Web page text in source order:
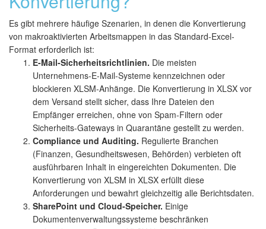
Es gibt mehrere häufige Szenarien, in denen die Konvertierung
von makroaktivierten Arbeitsmappen in das Standard-Excel-
Format erforderlich ist:
E-Mail-Sicherheitsrichtlinien. Die meisten
Unternehmens-E-Mail-Systeme kennzeichnen oder
blockieren XLSM-Anhänge. Die Konvertierung in XLSX vor
dem Versand stellt sicher, dass Ihre Dateien den
Empfänger erreichen, ohne von Spam-Filtern oder
Sicherheits-Gateways in Quarantäne gestellt zu werden.
Compliance und Auditing. Regulierte Branchen
(Finanzen, Gesundheitswesen, Behörden) verbieten oft
ausführbaren Inhalt in eingereichten Dokumenten. Die
Konvertierung von XLSM in XLSX erfüllt diese
Anforderungen und bewahrt gleichzeitig alle Berichtsdaten.
SharePoint und Cloud-Speicher. Einige
Dokumentenverwaltungssysteme beschränken